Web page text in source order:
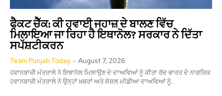
ਫੈਕਟ ਚੈੱਕ: ਕੀ ਹਵਾਈ ਜਹਾਜ਼ ਦੇ ਬਾਲਣ ਵਿੱਚ
ਮਿਲਾਇਆ ਜਾ ਰਿਹਾ ਹੈ ਇਥਾਨੋਲ? ਸਰਕਾਰ ਨੇ ਦਿੱਤਾ
ਸਪੱਸ਼ਟੀਕਰਨ
Team Punjab Today - August 7, 2026
ਹਵਾਨਬਾਜ਼ੀ ਮੰਤਰਾਲੇ ਨੇ ਇਥਾਨੋਲ ਮਿਲਾਉਣ ਦੇ ਦਾਅਵਿਆਂ ਨੂੰ ਕੀਤਾ ਰੱਦ ਭਾਰਤ ਦੇ ਨਾਗਰਿਕ
ਹਵਾਨਬਾਜ਼ੀ ਮੰਤਰਾਲੇ ਨੇ ਉਨ੍ਹਾਂ ਖ਼ਬਰਾਂ ਅਤੇ ਸੋਸ਼ਲ ਮੀਡੀਆ ਦਾਅਵਿਆਂ ਨੂੰ...